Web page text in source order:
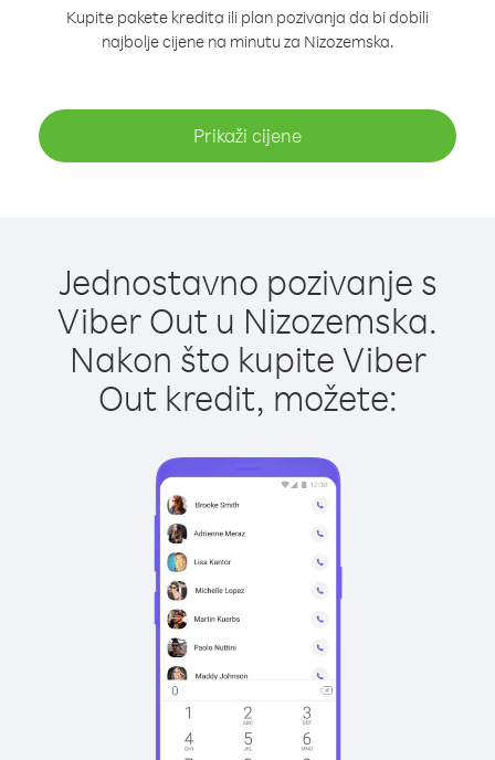
Kupite pakete kredita ili plan pozivanja da bi dobili
najbolje cijene na minutu za Nizozemska.
Prikaži cijene
Jednostavno pozivanje s
Viber Out u Nizozemska.
Nakon što kupite Viber
Out kredit, možete: